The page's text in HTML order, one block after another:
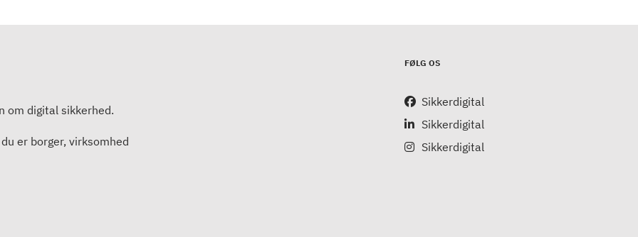
om digital sikkerhed.
er borger, virksomhed
FØLG OS
Sikkerdigital
Sikkerdigital
Sikkerdigital